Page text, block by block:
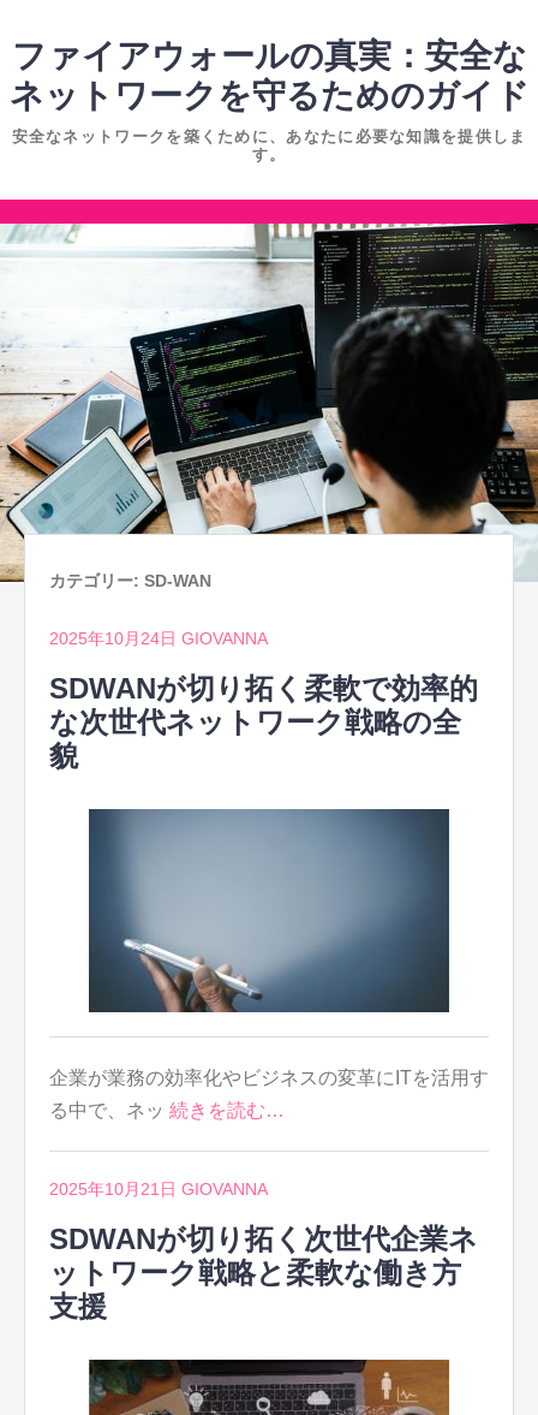
ン
ツ
キ
プ
ファイアウォールの真実：安全な
ネットワークを守るためのガイド
安全なネットワークを築くために、あなたに必要な知識を提供しま
す。
コ
ン
へ
ス
キ
ッ
プ
カテゴリー: SD-WAN
2025年10月24日 GIOVANNA
SDWANが切り拓く柔軟で効率的
な次世代ネットワーク戦略の全
貌
企業が業務の効率化やビジネスの変革にITを活用す
る中で、ネッ 続きを読む…
2025年10月21日 GIOVANNA
SDWANが切り拓く次世代企業ネ
ットワーク戦略と柔軟な働き方
支援